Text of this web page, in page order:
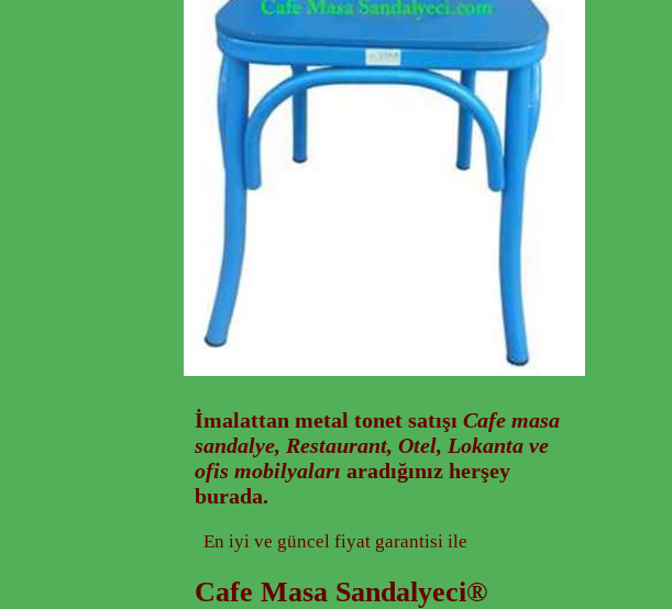
İmalattan metal tonetsatışı Cafe masa
sandalye, Restaurant, Otel, Lokanta ve
ofis mobilyaları aradığınız herşey
burada.
En iyi ve güncel fiyat garantisi ile
Cafe Masa Sandalyeci®